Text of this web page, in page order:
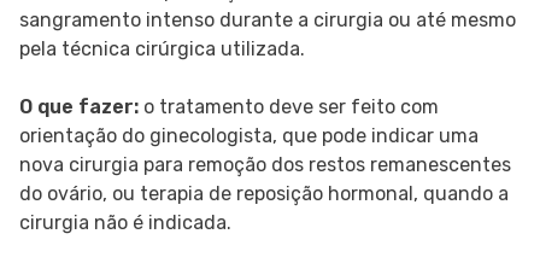
sangramento intenso durante a cirurgia ou até mesmo
pela técnica cirúrgica utilizada.
O que fazer: o tratamento deve ser feito com
orientação do ginecologista, que pode indicar uma
nova cirurgia para remoção dos restos remanescentes
do ovário, ou terapia de reposição hormonal, quando a
cirurgia não é indicada.